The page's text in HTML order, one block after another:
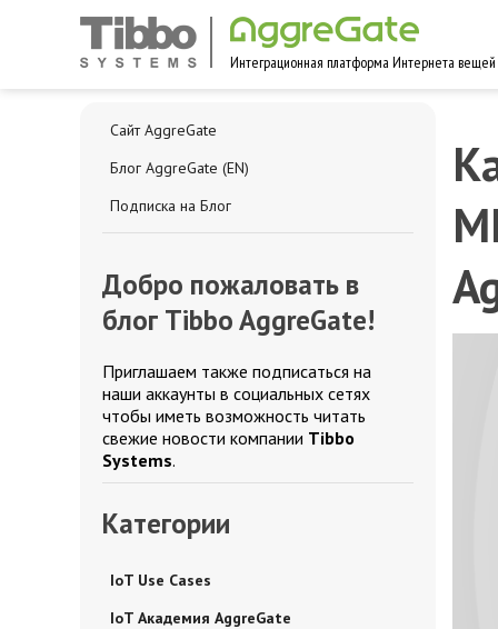
Интеграционная платформа Интернета вещей
Сайт AggreGate
Блог AggreGate (EN)
Подписка на Блог
Добро пожаловать в
блог Tibbo AggreGate!
Приглашаем также подписаться на
наши аккаунты в социальных сетях
чтобы иметь возможность читать
свежие новости компании Tibbo
Systems.
Категории
IoT Use Cases
IoT Академия AggreGate